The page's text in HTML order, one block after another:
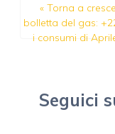
« Torna a
bolletta del gas:
i consumi di
Seguici